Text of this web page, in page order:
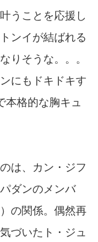
うことを応援し
ンイが結ばれる
りそうな。。。
にもドキドキす
本格的な胸キュ
は、カン・ジフ
ダンのメンバ
の関係。偶然再
づいたト・ジュ